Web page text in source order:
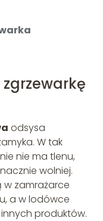
odsysa
W tak
nie ma tlenu,
wolniej.
w zamrażarce
a w lodówce
produktów.